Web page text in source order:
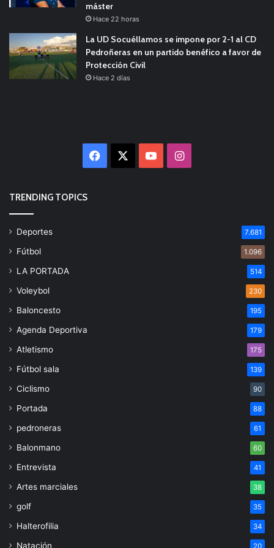
máster
Hace 22 horas
La UD Socuéllamos se impone por 2-1 al CD
Pedroñeras en un partido benéfico a favor de
Protección Civil
Hace 2 días
Facebook YouTubeInstagram
TRENDING TOPICS
Deportes 7.681
Fútbol 1.096
LA PORTADA 514
Voleybol 230
Baloncesto 195
Agenda Deportiva 179
Atletismo 175
Fútbol sala 139
Ciclismo 90
Portada 88
pedroneras 61
Balonmano 60
Entrevista 41
Artes marciales 38
golf 35
Halterofilia 34
Natación